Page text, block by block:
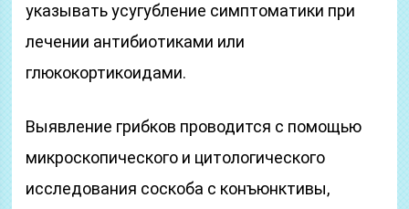
указывать усугубление симптоматики при
лечении антибиотиками или
глюкокортикоидами.
Выявление грибков проводится с помощью
микроскопического и цитологического
исследования соскоба с конъюнктивы,